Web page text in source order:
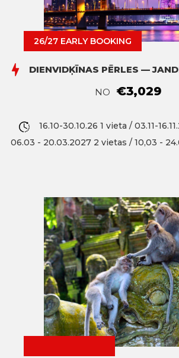
26/27 EARLY BOOKING
DIENVIDĶĪNAS PĒRLES —
NO
€3,029
16.10-30.10.26 1 vieta / 03.11-
06.03 - 20.03.2027 2 vietas / 10,03 -